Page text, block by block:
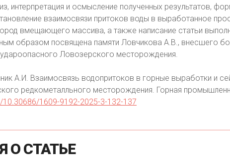
интерпретация и осмысление полученных результатов,
взаимосвязи притоков воды в выработанное
вмещающего массива, а также написание статьи
образом посвящена памяти Ловчикова А.В., внесшего
Ловозерского месторождения.
A.И. Взаимосвязь водопритоков в горные выработки и
редкометалльного месторождения. Горная
1609-9192-2025-3-132-137
О СТАТЬЕ